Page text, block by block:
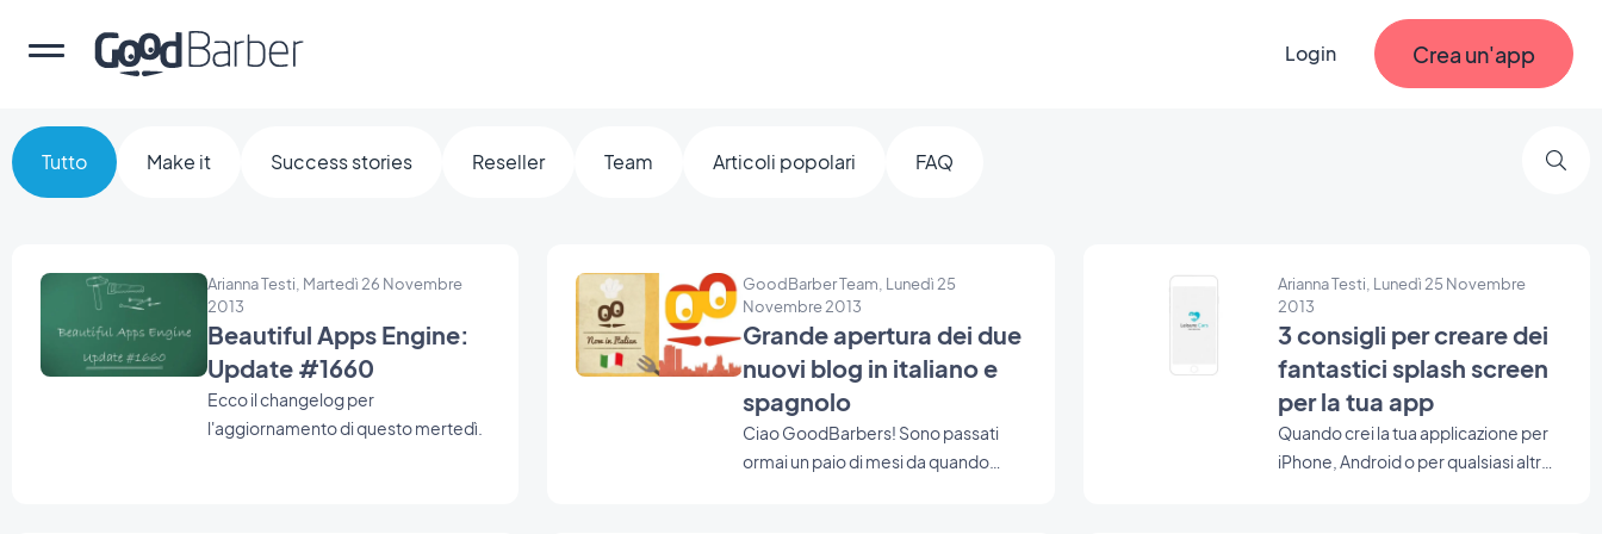
Login Crea un'app
Tutto Make it Success stories Reseller Team Articoli popolari FAQ
Arianna Testi, Martedì 26 Novembre
2013
Beautiful Apps Engine:
Update #1660
Ecco il changelog per
l'aggiornamento di questo mertedì.
GoodBarber Team, Lunedì 25
Novembre 2013
Grande apertura dei due
nuovi blog in italiano e
spagnolo
Ciao GoodBarbers! Sono passati
ormai un paio di mesi da quando
Arianna Testi, Lunedì 25 Novembre
2013
3 consigli per creare dei
fantastici splash screen
per la tua app
Quando crei la tua applicazione per
iPhone, Android o per qualsiasi altra